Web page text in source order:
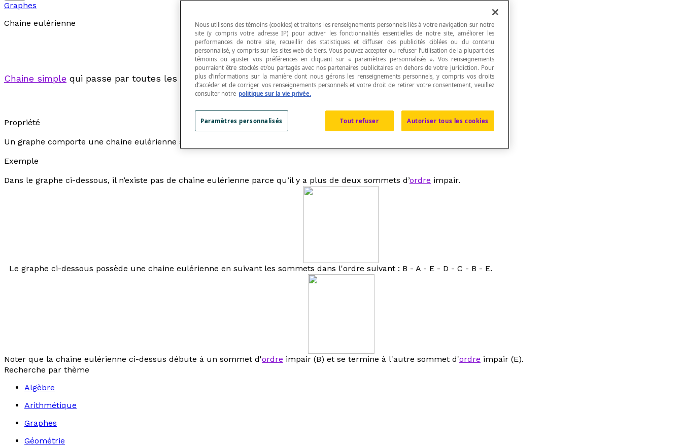
Graphes
Chaine eulérienne
Chaine simple qui passe par toutes les arêtes d’un graphe non orienté.
Propriété
Un graphe comporte une chaine eulérienne si le graphe est
Exemple
Dans le graphe ci-dessous, il n’existe pas de chaine eulérienne parce qu’il y a plus de deux sommets d’ordre impair.
Le graphe ci-dessous possède une chaine eulérienne en suivant les sommets dans l'ordre suivant : B - A - E - D - C - B - E.
Noter que la chaine eulérienne ci-dessus débute à un sommet d'ordre impair (B) et se termine à l'autre sommet d'ordre impair (E).
Recherche par thème
Algèbre
Arithmétique
Graphes
Géométrie
Nous utilisons des témoins (cookies) et traitons les renseignements personnels liés à votre navigation sur notre
site (y compris votre adresse IP) pour activer les fonctionnalités essentielles de notre site, améliorer les
performances de notre site, recueillir des statistiques et diffuser des publicités ciblées ou du contenu
personnalisé, y compris sur les sites web de tiers. Vous pouvez accepter ou refuser l’utilisation de la plupart des
témoins ou ajuster vos préférences en cliquant sur « paramètres personnalisés ». Vos renseignements
pourraient être stockés et/ou partagés avec nos partenaires publicitaires en dehors de votre juridiction. Pour
plus d’informations sur la manière dont nous gérons les renseignements personnels, y compris vos droits
d’accéder et de corriger vos renseignements personnels et votre droit de retirer votre consentement, veuillez
consulter notre politique sur la vie privée.
Tout refuser Autoriser tous les cookies
Paramètres personnalisés